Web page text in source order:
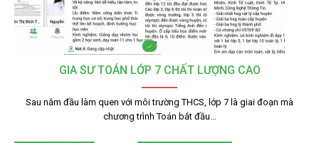
GIA SƯ TOÁN LỚP 7 CHẤT LƯỢNG CAO
Sau năm đầu làm quen với môi trường THCS, lớp 7 là giai đoạn mà
chương trình Toán bắt đầu…